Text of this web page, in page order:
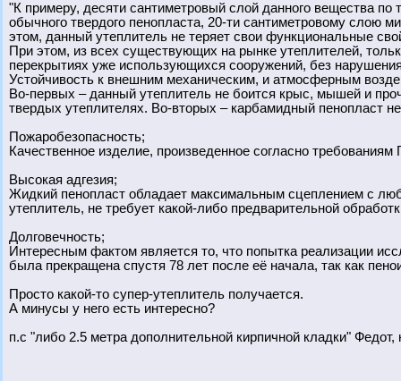
"К примеру, десяти сантиметровый слой данного вещества
обычного твердого пенопласта, 20-ти сантиметровому слою
этом, данный утеплитель не теряет свои функциональные
При этом, из всех существующих на рынке утеплителей,
перекрытиях уже использующихся сооружений, без
Устойчивость к внешним механическим, и атмосферным
Во-первых – данный утеплитель не боится крыс, мышей и
твердых утеплителях. Во-вторых – карбамидный пенопласт
Пожаробезопасность;
Качественное изделие, произведенное согласно
Высокая адгезия;
Жидкий пенопласт обладает максимальным сцеплением с
утеплитель, не требует какой-либо предварительной
Долговечность;
Интересным фактом является то, что попытка реализации
была прекращена спустя 78 лет после её начала, так как
Просто какой-то супер-утеплитель получается.
А минусы у него есть интересно?
п.с "либо 2.5 метра дополнительной кирпичной кладки"